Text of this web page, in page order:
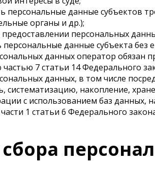
персональные данные субъектов
органы и др.);
персональных
данные субъекта без
данных оператор обязан
7 статьи 14 Федерального
данных, в том числе
систематизацию, накопление,
с использованием баз данных,
части 1 статьи 6 Федерального